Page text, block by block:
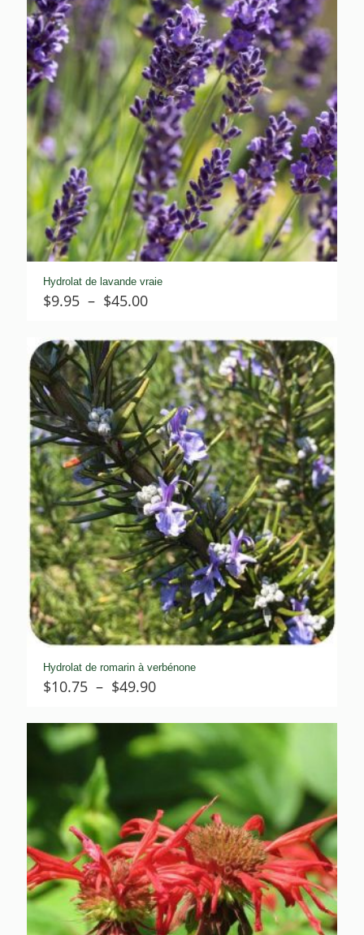
Hydrolat de lavande vraie
$9.95 – $45.00Plage
$9.95
à
$45.00
Hydrolat de romarin à verbénone
$10.75 – $49.90Plage
$10.75
à
$49.90